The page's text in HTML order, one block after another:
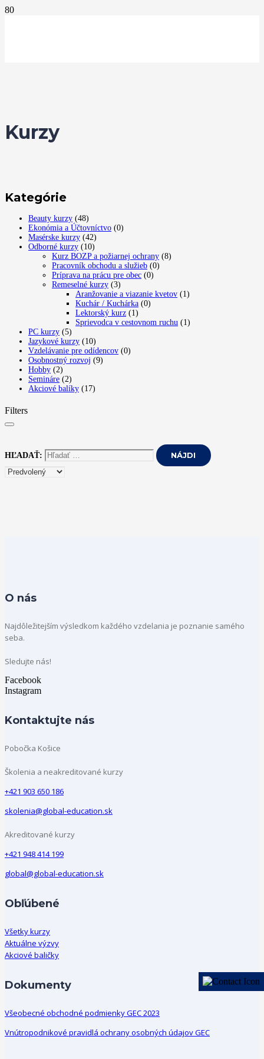
Kurzy
Kategórie
Beauty kurzy (48)
Ekonómia a Účtovníctvo (0)
Masérske kurzy (42)
Odborné kurzy (10)
Kurz BOZP a požiarnej ochrany (8)
Pracovník obchodu a služieb (0)
Príprava na prácu pre obec (0)
Remeselné kurzy (3)
Aranžovanie a viazanie kvetov (1)
Kuchár / Kuchárka (0)
Lektorský kurz (1)
Sprievodca v cestovnom ruchu (1)
PC kurzy (5)
Jazykové kurzy (10)
Vzdelávanie pre odídencov (0)
Osobnostný rozvoj (9)
Hobby (2)
Semináre (2)
Akciové balíky (17)
Filters
HĽADAŤ:
O nás
Najdôležitejším výsledkom každého vzdelania je poznanie samého
seba.
Sledujte nás!
Facebook
Instagram
Kontaktujte nás
Pobočka Košice
Školenia a neakreditované kurzy
+421 903 650 186
skolenia@global-education.sk
Akreditované kurzy
+421 948 414 199
global@global-education.sk
Obľúbené
Všetky kurzy
Aktuálne výzvy
Akciové baličky
Dokumenty
Všeobecné obchodné podmienky GEC 2023
Vnútropodnikové pravidlá ochrany osobných údajov GEC